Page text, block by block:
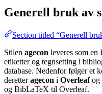
Generell bruk av
Section titled “Generell
Stilen agecon leveres som en
etiketter og tegnsetting i
database. Nedenfor følger et
deretteragecon i Overleafog
og BibLaTeX til Overleaf.